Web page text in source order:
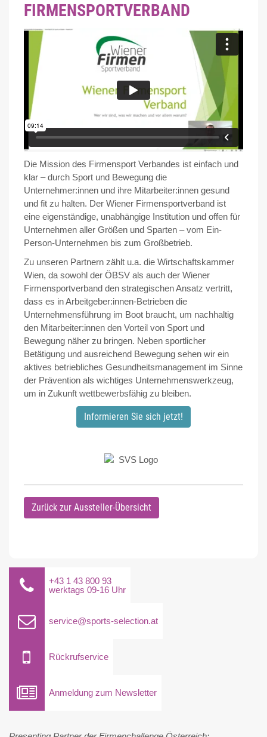
FIRMENSPORTVERBAND
Die Mission des Firmensport Verbandes ist einfach und
klar – durch Sport und Bewegung die
Unternehmer:innen und ihre Mitarbeiter:innen gesund
und fit zu halten. Der Wiener Firmensportverband ist
eine eigenständige, unabhängige Institution und offen für
Unternehmen aller Größen und Sparten – vom Ein-
Person-Unternehmen bis zum Großbetrieb.
Zu unseren Partnern zählt u.a. die Wirtschaftskammer
Wien, da sowohl der ÖBSV als auch der Wiener
Firmensportverband den strategischen Ansatz vertritt,
dass es in Arbeitgeber:innen-Betrieben die
Unternehmensführung im Boot braucht, um nachhaltig
den Mitarbeiter:innen den Vorteil von Sport und
Bewegung näher zu bringen. Neben sportlicher
Betätigung und ausreichend Bewegung sehen wir ein
aktives betriebliches Gesundheitsmanagement im Sinne
der Prävention als wichtiges Unternehmenswerkzeug,
um in Zukunft wettbewerbsfähig zu bleiben.
Informieren Sie sich jetzt!
Zurück zur Aussteller-Übersicht
+43 1 43 800 93
werktags 09-16 Uhr
service@sports-selection.at
Rückrufservice
Anmeldung zum Newsletter